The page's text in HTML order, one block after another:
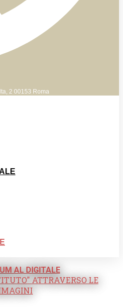
2 00153 Roma
AL DIGITALE
ATTRAVERSO LE